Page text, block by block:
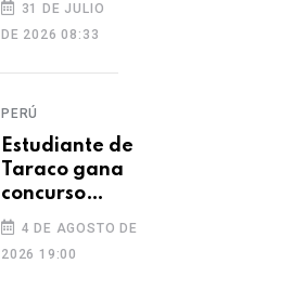
despiden a
DJ Kavinsky
tras su
muerte
31 DE JULIO
DE 2026 08:33
PERÚ
Estudiante de
Taraco gana
concurso
regional con
investigación
sobre aporte
4 DE AGOSTO DE
2026 19:00